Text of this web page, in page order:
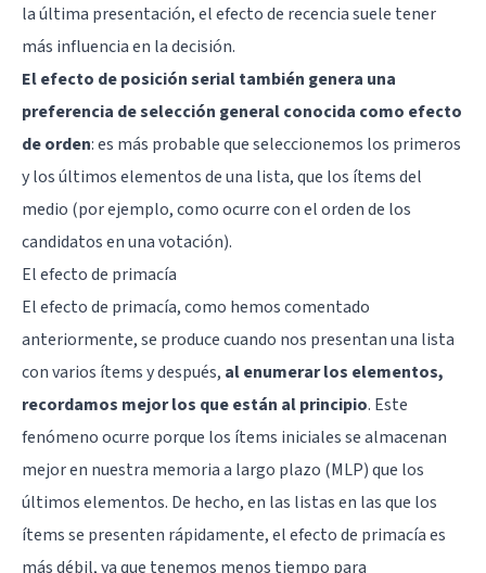
la última presentación, el efecto de recencia suele tener
más influencia en la decisión.
El efecto de posición serial también genera una
preferencia de selección general conocida como efecto
de orden: es más probable que seleccionemos los primeros
y los últimos elementos de una lista, que los ítems del
medio (por ejemplo, como ocurre con el orden de los
candidatos en una votación).
El efecto de primacía
El efecto de primacía, como hemos comentado
anteriormente, se produce cuando nos presentan una lista
con varios ítems y después, al enumerar los elementos,
recordamos mejor los que están al principio. Este
fenómeno ocurre porque los ítems iniciales se almacenan
mejor en nuestra memoria a largo plazo (MLP)que los
últimos elementos. De hecho, en las listas en las que los
ítems se presenten rápidamente, el efecto de primacía es
más débil, ya que tenemos menos tiempo para